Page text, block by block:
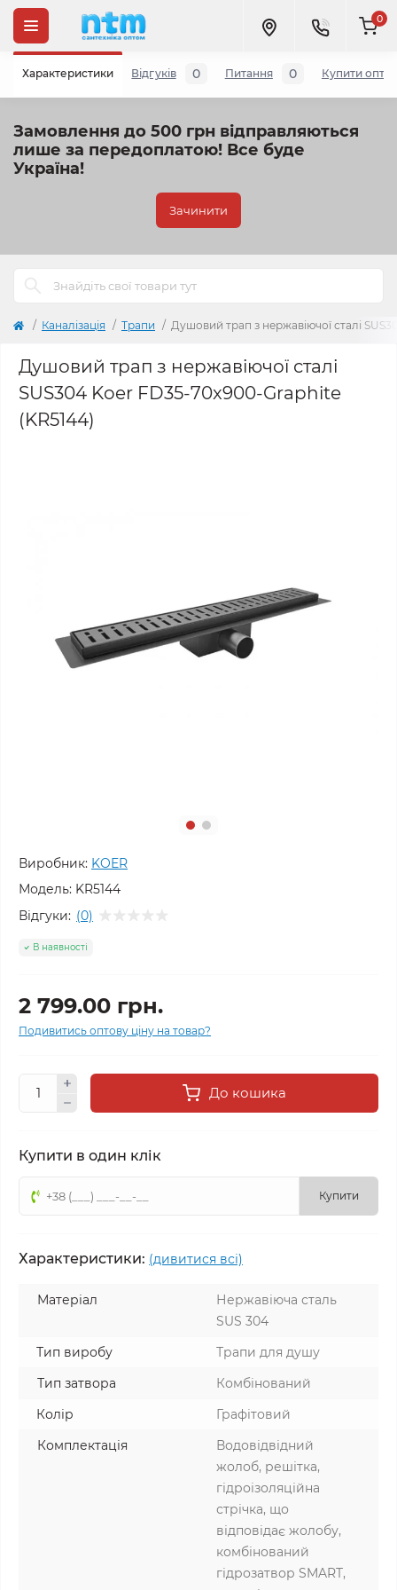
Замовлення до 500 грн відправляються
лише за передоплатою! Все буде
Україна!
Зачинити
0
Каналізація Трапи Душовий трап з нержавіючої сталі
Душовий трап з нержавіючої сталі
SUS304 Koer FD35-70x900-Graphite
(KR5144)
Виробник: KOER
Модель: KR5144
Відгуки: (0)
В наявності
2 799.00 грн.
Подивитись оптову ціну на товар?
До кошика
Купити в один клік
Купити
Характеристики: (дивитися всі)
Матеріал
Нержавіюча сталь
SUS 304
Тип виробу
Трапи для душу
Тип затвора
Комбінований
Колір
Графітовий
Комплектація
Водовідвідний
жолоб, решітка,
гідроізоляційна
стрічка, що
відповідає жолобу,
комбінований
гідрозатвор SMART,
Характеристики Відгуків 0 Питання 0 Купити